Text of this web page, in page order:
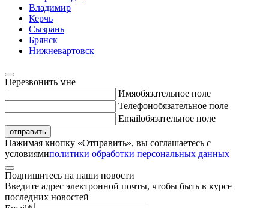
Владимир
Керчь
Сызрань
Брянск
Нижневартовск
Перезвонить мне
Имяобязательное поле
Телефонобязательное поле
Emailобязательное поле
отправить
Нажимая кнопку «Отправить», вы соглашаетесь с
условиямиполитики обработки персональных данных
Подпишитесь на наши новости
Введите адрес электронной почты, чтобы быть в курсе
последних новостей